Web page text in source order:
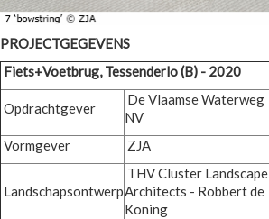
PROJECTGEGEVENS
Fiets+Voetbrug, Tessenderlo (B) - 2020
Opdrachtgever
De Vlaamse Waterweg
NV
Vormgever
ZJA
Landschapsontwerp
THV Cluster Landscape
Architects - Robbert de
Koning